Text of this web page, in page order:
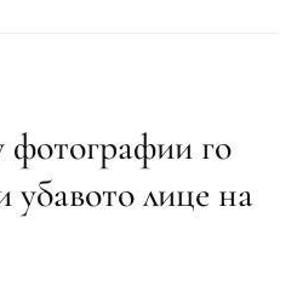
фотографии го
убавото лице на